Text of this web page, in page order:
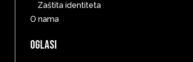
Zaštita identiteta
O nama
Oglasi